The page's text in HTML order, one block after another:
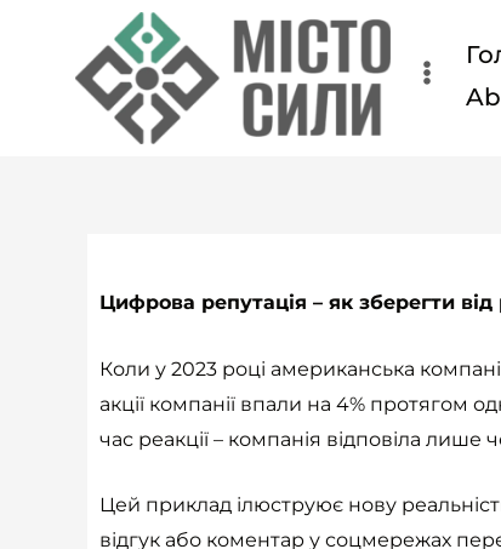
Цифрова репутація – як зберегти
Коли у 2023 році американська
акції компанії впали на 4% протягом
час реакції – компанія відповіла
Цей приклад ілюструює нову
відгук або коментар у соцмережах